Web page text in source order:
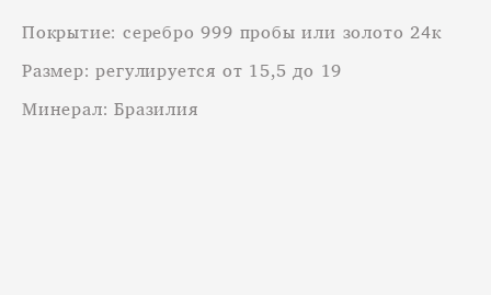
Покрытие: серебро 999 пробы или золото 24к
Размер: регулируется от 15,5 до 19
Минерал: Бразилия